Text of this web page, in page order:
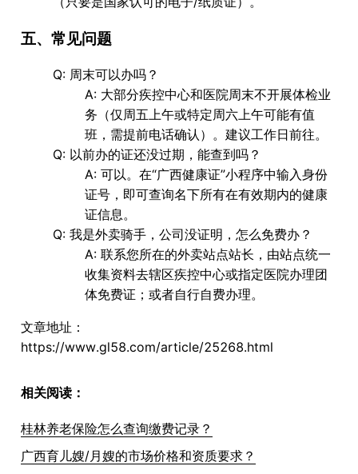
五、常见问题
Q: 周末可以办吗 ？
A: 大部分疾控中心和医院周末不开展体检业
务 （仅周五上午或特定周六上午可能有值
班，需提前电话确认）。建议工作日前往。
Q: 以前办的证还没过期，能查到吗 ？
A: 可以。在“广西健康证”小程序中输入身份
证号，即可查询名下所有在有效期内的健康
证信息。
Q: 我是外卖骑手，公司没证明，怎么免费办 ？
A: 联系您所在的外卖站点站长 ，由站点统一
收集资料去辖区疾控中心或指定医院办理团
体免费证；或者自行自费办理。
文章地址：
https://www.gl58.com/article/25268.html
相关阅读：
桂林养老保险怎么查询缴费记录？
广西育儿嫂/月嫂的市场价格和资质要求？